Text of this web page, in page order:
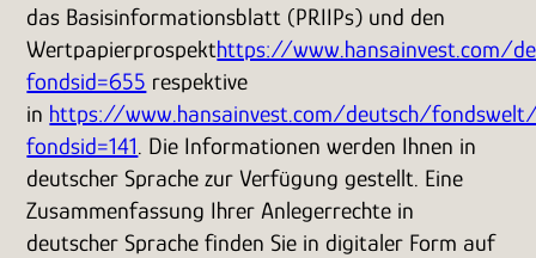
das Basisinformationsblatt (PRIIPs) und den
Wertpapierprospekthttps://www.hansainvest.com/
fondsid=655 respektive
in https://www.hansainvest.com/deutsch/
fondsid=141. Die Informationen werden Ihnen in
deutscher Sprache zur Verfügung gestellt. Eine
Zusammenfassung Ihrer Anlegerrechte in
deutscher Sprache finden Sie in digitaler Form auf